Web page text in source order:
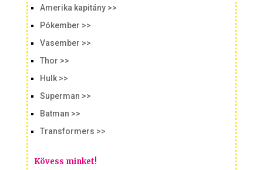
Amerika kapitány >>
Pókember >>
Vasember >>
Thor >>
Hulk >>
Superman >>
Batman >>
Transformers >>
Kövess minket!